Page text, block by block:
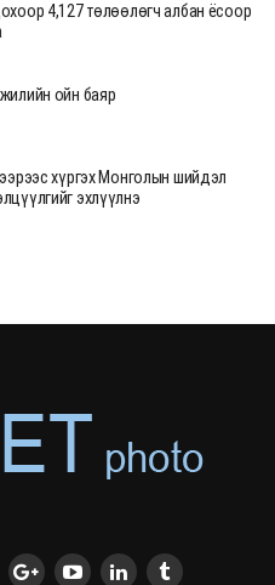
4,127 төлөөлөгч албан ёсоор
ойн баяр
хүргэх Монголын шийдэл
эхлүүлнэ
МУАЖ Д.Цэрэндарьзавт